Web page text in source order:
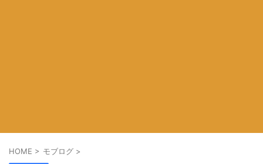
HOME > モブログ >